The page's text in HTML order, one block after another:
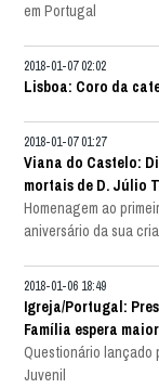
em Portugal
2018-01-07 02:02
Lisboa: Coro da
2018-01-07 01:27
Viana do Castelo:
mortais de D. Júlio
Homenagem ao
aniversário da sua
2018-01-06 18:49
Igreja/Portugal:
Família espera
Questionário lançado
Juvenil